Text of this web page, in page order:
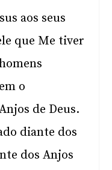
aos seus
que Me tiver
o
de Deus.
diante dos
dos Anjos